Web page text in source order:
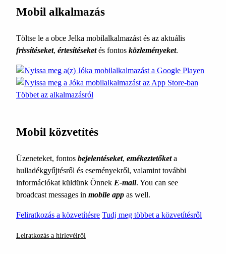
Mobil alkalmazás
Töltse le a obce Jelka mobilalkalmazást és az aktuális
frissítéseket, értesítéseketés fontos közleményeket.
Többet az alkalmazásról
Mobil közvetítés
Üzeneteket, fontos bejelentéseket, emékeztetőketa
hulladékgyűjtésről és eseményekről, valamint további
információkat küldünk Önnek E-mail. You can see
broadcast messages in mobile app as well.
Feliratkozás a közvetítésre Tudj meg többet a közvetítésről
Leiratkozás a hírlevélről